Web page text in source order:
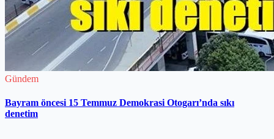
Gündem
Bayram öncesi 15 Temmuz Demokrasi Otogarı’nda sıkı
denetim